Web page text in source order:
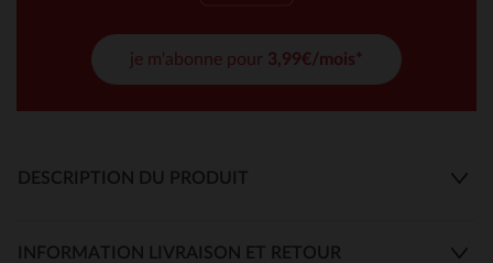
je m'abonne pour 3,99€/mois*
DESCRIPTION DU PRODUIT
INFORMATION LIVRAISON ET RETOUR